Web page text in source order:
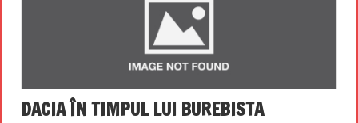
DACIA ÎN TIMPUL LUI BUREBISTA